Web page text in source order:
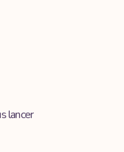
lancer